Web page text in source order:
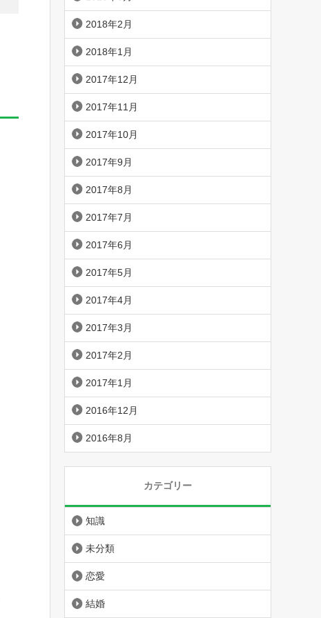
2018年2月
2018年1月
2017年12月
2017年11月
2017年10月
2017年9月
2017年8月
2017年7月
2017年6月
2017年5月
2017年4月
2017年3月
2017年2月
2017年1月
2016年12月
2016年8月
カテゴリー
知識
未分類
恋愛
結婚